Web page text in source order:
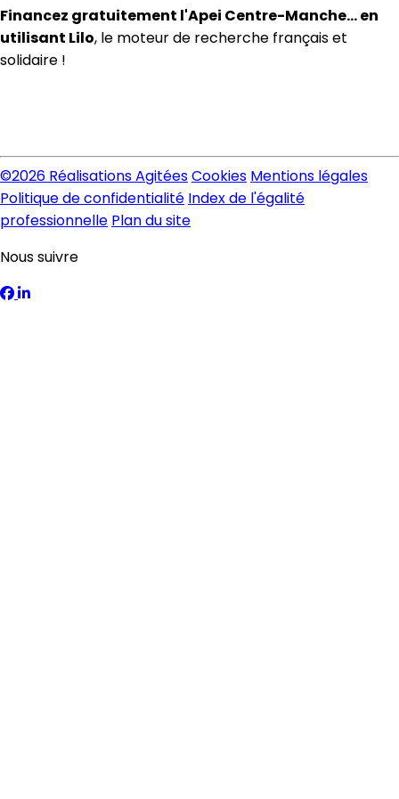
Financez gratuitement l'Apei Centre-Manche… en
utilisant Lilo, le moteur de recherche français et
solidaire !
©2026 Réalisations AgitéesCookies Mentions légales
Politique de confidentialité Index de l'égalité
professionnelle Plan du site
Nous suivre